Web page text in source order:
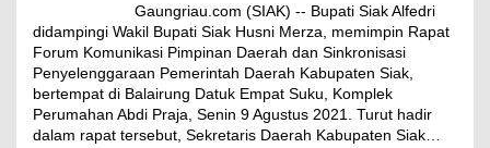
Gaungriau.com (SIAK) -- Bupati Siak Alfedri
didampingi Wakil Bupati Siak Husni Merza, memimpin Rapat
Forum Komunikasi Pimpinan Daerah dan Sinkronisasi
Penyelenggaraan Pemerintah Daerah Kabupaten Siak,
bertempat di Balairung Datuk Empat Suku, Komplek
Perumahan Abdi Praja, Senin 9 Agustus 2021. Turut hadir
dalam rapat tersebut, Sekretaris Daerah Kabupaten Siak…